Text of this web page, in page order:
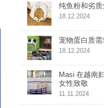
纯鱼粉和劣质
18.12.2024
宠物蛋白质
18.12.2024
Masi 在越南
女性致敬
11.11.2024